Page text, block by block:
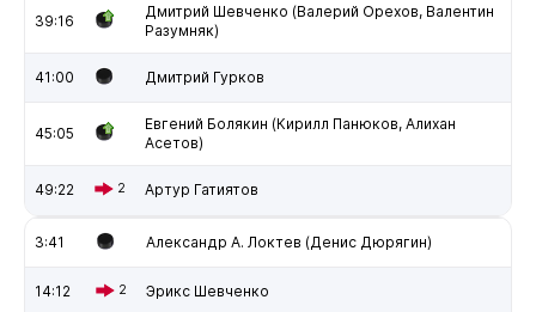
39:16
Дмитрий Шевченко (Валерий Орехов, Валентин
Разумняк)
41:00 Дмитрий Гурков
45:05
Евгений Болякин (Кирилл Панюков, Алихан
Асетов)
49:22 2 Артур Гатиятов
3:41 Александр А. Локтев (Денис Дюрягин)
14:12 2 Эрикс Шевченко